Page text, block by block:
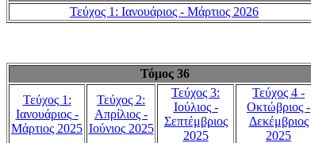
Τεύχος 1: Ιανουάριος - Μάρτιος 2026
Τόμος 36
Τεύχος 1:
Ιανουάριος -
Μάρτιος 2025
Τεύχος 2:
Απρίλιος -
Ιούνιος 2025
Τεύχος 3:
Ιούλιος -
Σεπτέμβριος
2025
Τεύχος 4 -
Οκτώβριος -
Δεκέμβριος
2025